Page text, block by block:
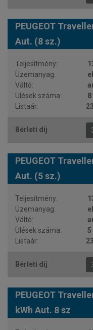
PEUGEOT
Aut. (8 sz.)
PEUGEOT
Aut. (5 sz.)
5
PEUGEOT
kWh Aut. 8 sz